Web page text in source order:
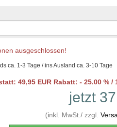
ausgeschlossen!
ca. 1-3 Tage / ins Ausland ca. 3-10 Tage
49,95 EUR Rabatt: - 25.00 % /
jetzt
(inkl. MwSt./ zzgl.